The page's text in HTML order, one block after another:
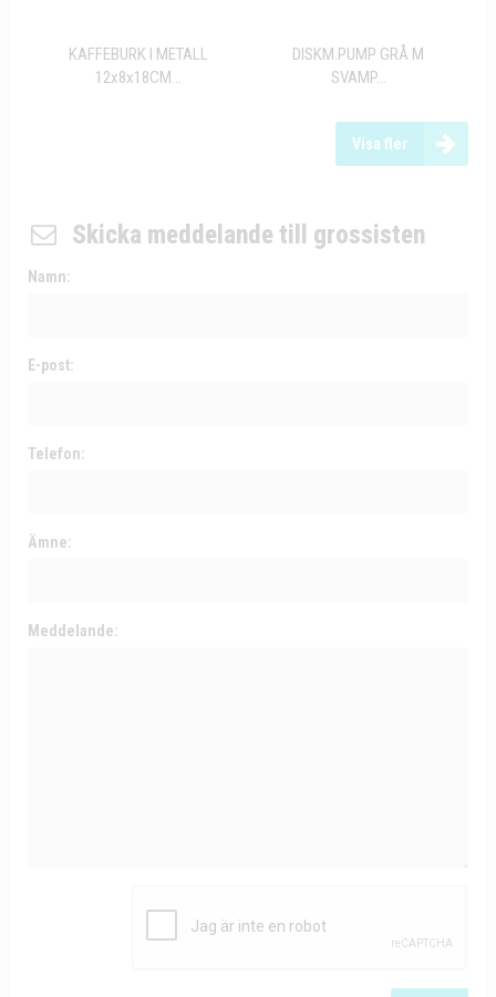
KAFFEBURK I METALL
12x8x18CM...
DISKM.PUMP GRÅ M
SVAMP...
Visa fler
Skicka meddelande till grossisten
Namn:
E-post:
Telefon:
Ämne:
Meddelande: